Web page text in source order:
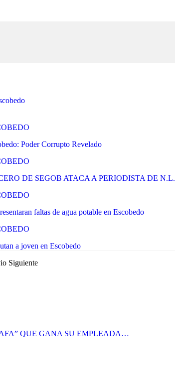
Poder Corrupto Revelado
DE SEGOB ATACA A PERIODISTA DE N.L.
faltas de agua potable en Escobedo
a joven en Escobedo
Siguiente
QUE GANA SU EMPLEADA…